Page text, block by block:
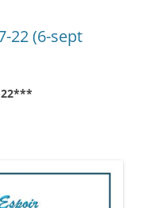
22 (6-sept
22***